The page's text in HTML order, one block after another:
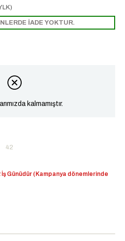
İADE YOKTUR.
kalmamıştır.
42
Günüdür (Kampanya dönemlerinde